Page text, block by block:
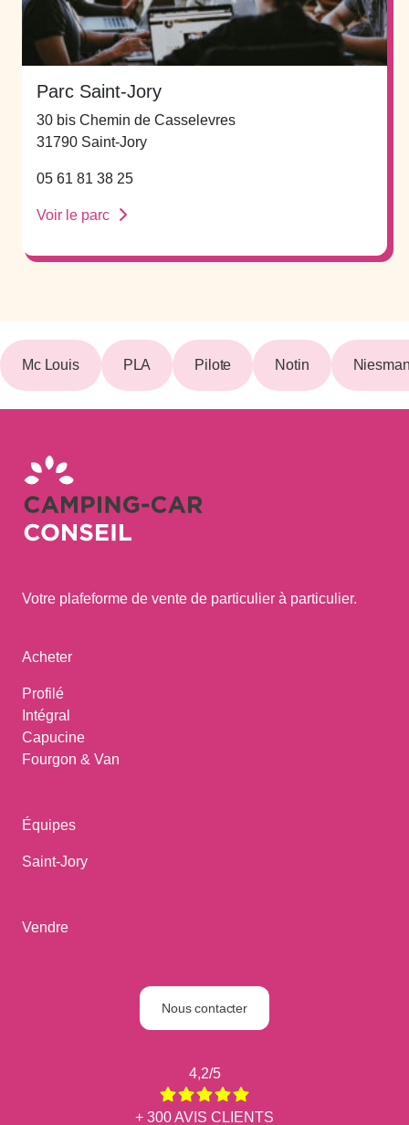
Parc Saint-Jory
30 bis Chemin de Casselevres
31790 Saint-Jory
05 61 81 38 25
Voir le parc
Mc Louis PLA Pilote Notin
Votre plafeforme de vente de particulier à particulier.
Acheter
Profilé
Intégral
Capucine
Fourgon & Van
Équipes
Saint-Jory
Vendre
Nous contacter
4,2/5
+ 300 AVIS CLIENTS